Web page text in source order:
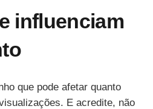
influenciam
que pode afetar quanto
E acredite, não